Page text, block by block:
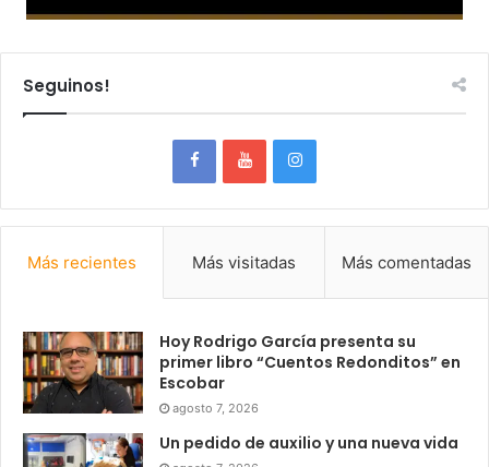
Seguinos!
Más recientes Más visitadas Más comentadas
Hoy Rodrigo García presenta su
primer libro “Cuentos Redonditos” en
Escobar
agosto 7, 2026
Un pedido de auxilio y una nueva vida